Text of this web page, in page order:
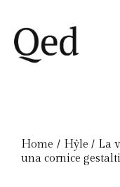
Home Hỳle
La
una cornice